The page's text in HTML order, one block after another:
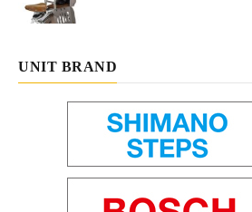
UNIT BRAND